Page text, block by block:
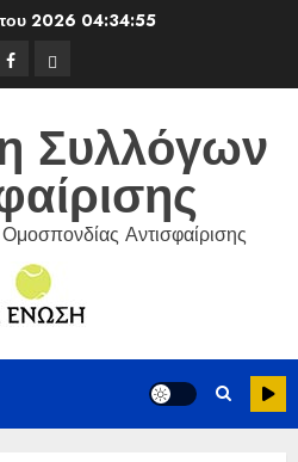
2026 04:34:56
Facebook
ΕΦΟΑ
Τένις
Συλλόγων
Αντισφαίρισης